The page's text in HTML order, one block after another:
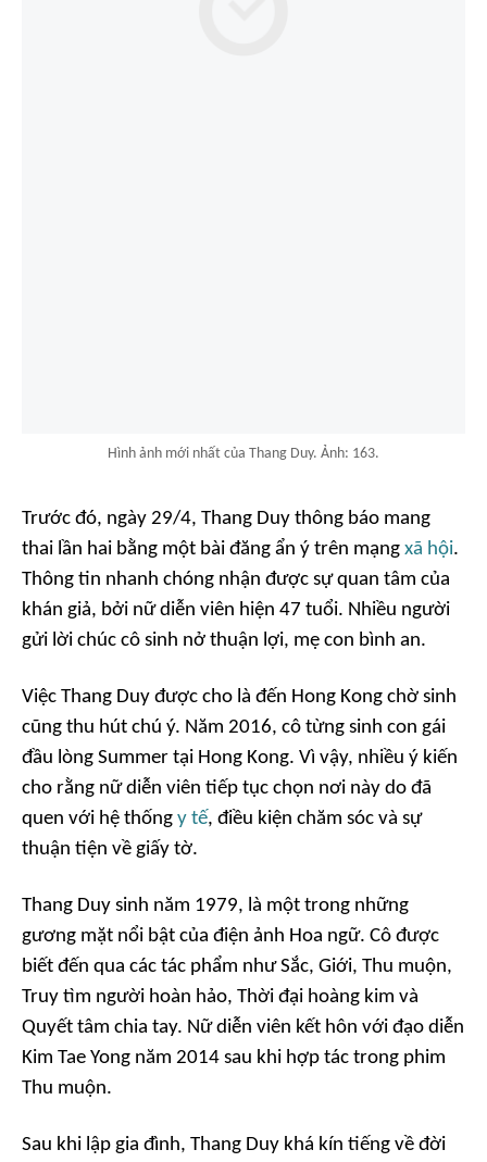
Hình ảnh mới nhất của Thang Duy. Ảnh: 163.
Trước đó, ngày 29/4, Thang Duy thông báo mang
thai lần hai bằng một bài đăng ẩn ý trên mạng xã hội.
Thông tin nhanh chóng nhận được sự quan tâm của
khán giả, bởi nữ diễn viên hiện 47 tuổi. Nhiều người
gửi lời chúc cô sinh nở thuận lợi, mẹ con bình an.
Việc Thang Duy được cho là đến Hong Kong chờ sinh
cũng thu hút chú ý. Năm 2016, cô từng sinh con gái
đầu lòng Summer tại Hong Kong. Vì vậy, nhiều ý kiến
cho rằng nữ diễn viên tiếp tục chọn nơi này do đã
quen với hệ thống y tế, điều kiện chăm sóc và sự
thuận tiện về giấy tờ.
Thang Duy sinh năm 1979, là một trong những
gương mặt nổi bật của điện ảnh Hoa ngữ. Cô được
biết đến qua các tác phẩm nhưSắc, Giới, Thu muộn,
Truy tìm người hoàn hảo, Thời đại hoàng kim và
Quyết tâm chia tay. Nữ diễn viên kết hôn với đạo diễn
Kim Tae Yong năm 2014 sau khi hợp tác trong phim
Thu muộn.
Sau khi lập gia đình, Thang Duy khá kín tiếng về đời